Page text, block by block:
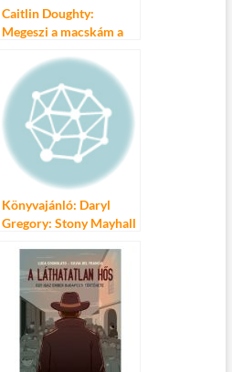
Caitlin Doughty:
Megeszi a macskám a
meghalok? – És más
fontos kérdések a
holttestekről
Könyvajánló: Daryl
Gregory: Stony Mayhall